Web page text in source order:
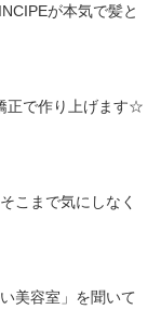
が本気で髪と
正で作り上げます☆
こまで気にしなく
美容室」を聞いて